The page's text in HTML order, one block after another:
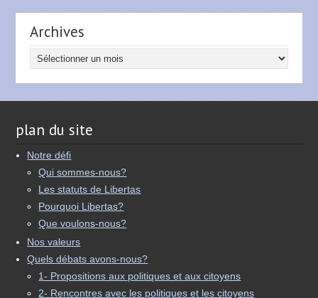
Archives
Archives
plan du site
Notre défi
Qui sommes-nous?
Les statuts de Libertas
Pourquoi Libertas?
Que voulons-nous?
Nos valeurs
Quels débats avons-nous?
1- Propositions aux politiques et aux citoyens
2- Rencontres avec les politiques et les citoyens